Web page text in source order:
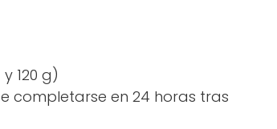
120 g)
completarse en 24 horas tras